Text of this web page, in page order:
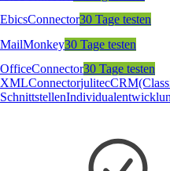
EbicsConnector30 Tage testen
MailMonkey30 Tage testen
OfficeConnector30 Tage testen
XMLConnector
Schnittstellen